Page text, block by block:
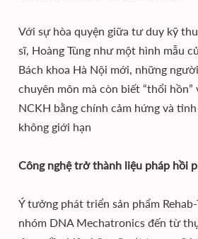
Với sự hòa quyện giữa tư duy kỹ
sĩ, Hoàng Tùng như một hình mẫu
Bách khoa Hà Nội mới, những
chuyên môn mà còn biết “thổi hồn”
NCKH bằng chính cảm hứng và
không giới hạn
Công nghệ trở thành liệu pháp hồi
Ý tưởng phát triển sản phẩm
nhóm DNA Mechatronics đến từ